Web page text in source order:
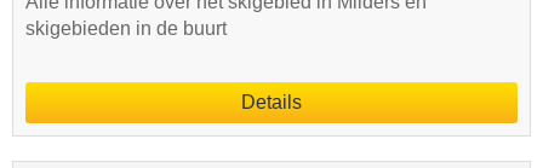
skigebieden in de buurt
Details